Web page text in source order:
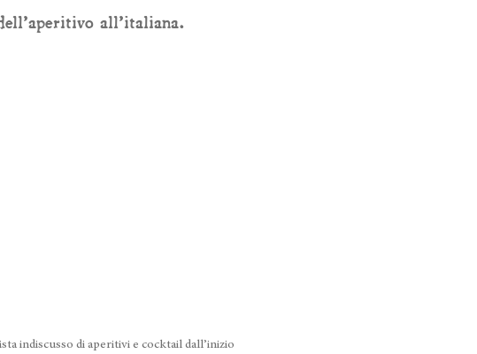
all’italiana.
indiscusso di aperitivi e cocktail dall’inizio